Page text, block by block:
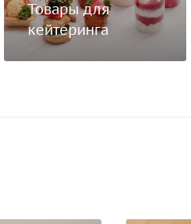
Товары для
кейтеринга